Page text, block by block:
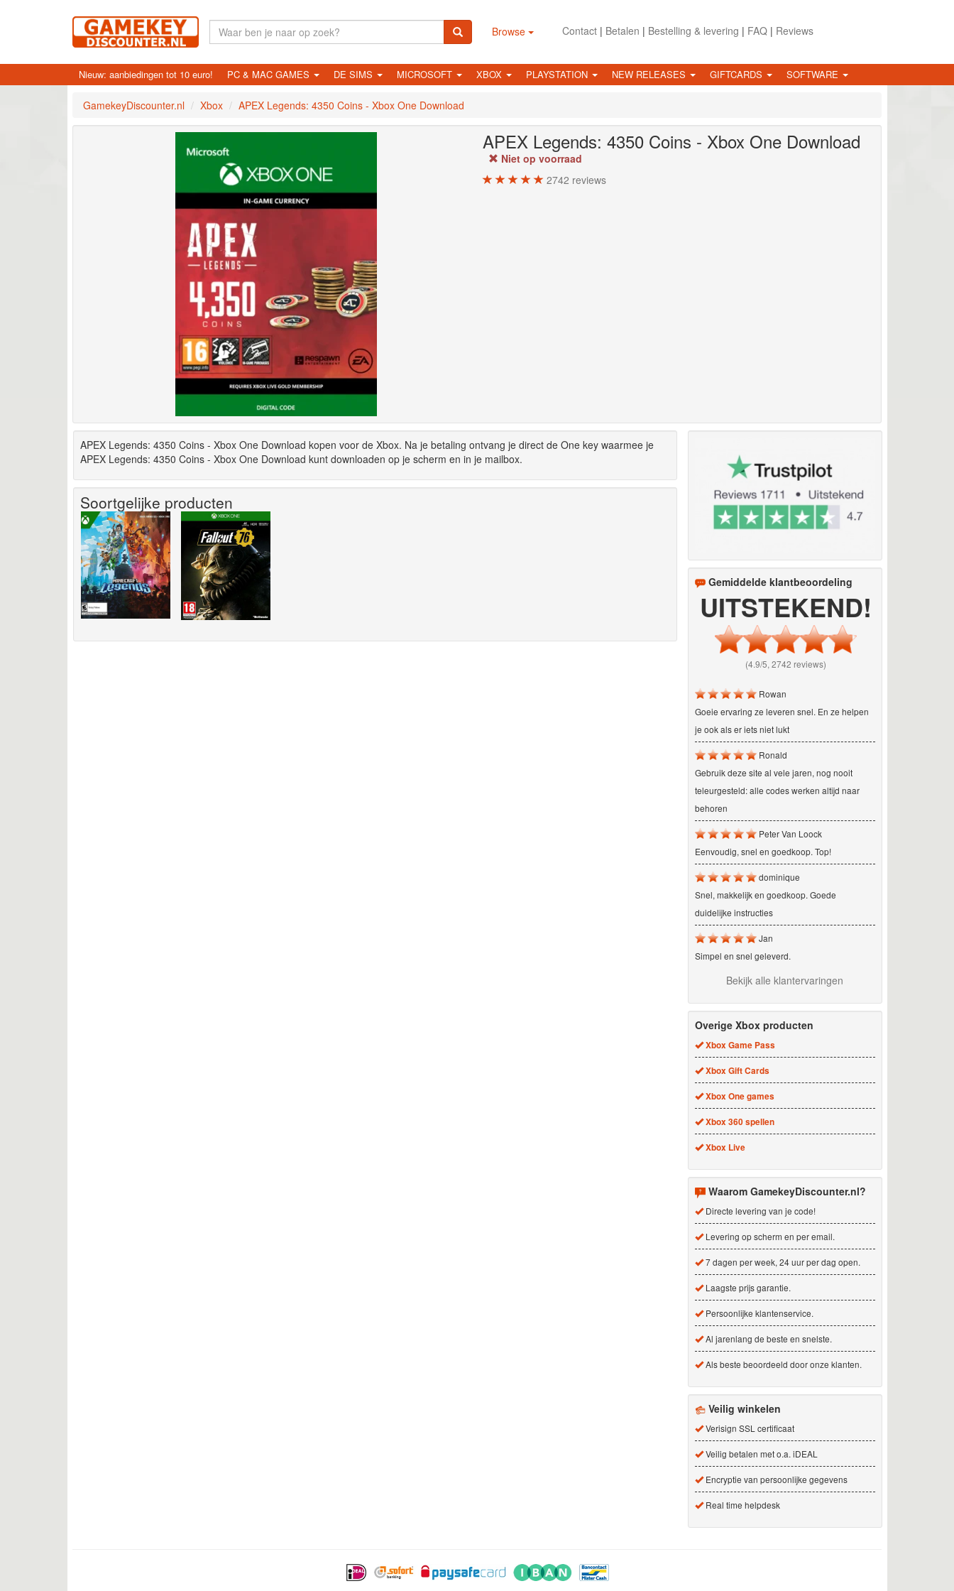
Browse Contact| Betalen | Bestelling & levering | FAQ| Reviews
Nieuw: aanbiedingen tot 10 euro! PC & MAC GAMES DE SIMS MICROSOFT XBOX PLAYSTATION NEW RELEASES GIFTCARDS SOFTWARE
GamekeyDiscounter.nl Xbox APEX Legends: 4350 Coins - Xbox One Download
APEX Legends: 4350 Coins - Xbox One Download
Niet op voorraad
2742 reviews
APEX Legends: 4350 Coins - Xbox One Download kopen voor de Xbox. Na je betaling ontvang je direct de One key waarmee je
APEX Legends: 4350 Coins - Xbox One Download kunt downloaden op je scherm en in je mailbox.
Soortgelijke producten
Gemiddelde klantbeoordeling
UITSTEKEND!
(4.9/5, 2742 reviews)
Rowan
Goeie ervaring ze leveren snel. En ze helpen
je ook als er iets niet lukt
Ronald
Gebruik deze site al vele jaren, nog nooit
teleurgesteld: alle codes werken altijd naar
behoren
Peter Van Loock
Eenvoudig, snel en goedkoop. Top!
dominique
Snel, makkelijk en goedkoop. Goede
duidelijke instructies
Jan
Simpel en snel geleverd.
Bekijk alle klantervaringen
Overige Xbox producten
Xbox Game Pass
Xbox Gift Cards
Xbox One games
Xbox 360 spellen
Xbox Live
Waarom GamekeyDiscounter.nl?
Directe levering van je code!
Levering op scherm en per email.
7 dagen per week, 24 uur per dag open.
Laagste prijs garantie.
Persoonlijke klantenservice.
Al jarenlang de beste en snelste.
Als beste beoordeeld door onze klanten.
Veilig winkelen
Verisign SSL certificaat
Veilig betalen met o.a. iDEAL
Encryptie van persoonlijke gegevens
Real time helpdesk